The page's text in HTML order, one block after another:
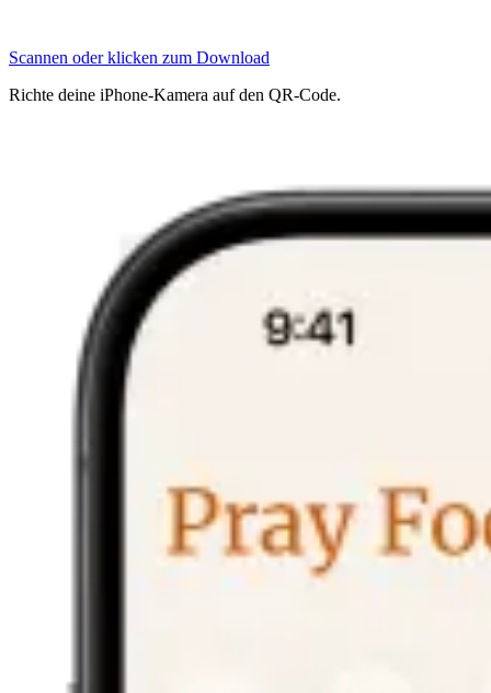
Scannen oder klicken zum Download
Richte deine iPhone-Kamera auf den QR-Code.